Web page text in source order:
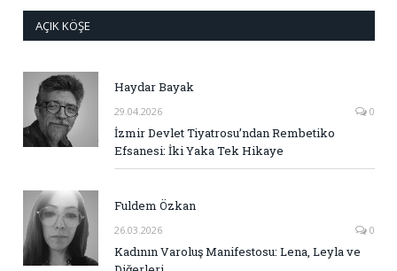
AÇIK KÖŞE
Haydar Bayak
29.04.2026 0
İzmir Devlet Tiyatrosu’ndan Rembetiko
Efsanesi: İki Yaka Tek Hikaye
Fuldem Özkan
26.03.2026 0
Kadının Varoluş Manifestosu: Lena, Leyla ve